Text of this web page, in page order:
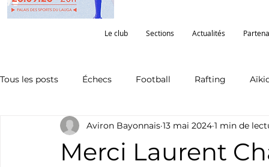
Le club Sections Actualités
Tous les posts Échecs Football Rafting
Omnisports Partenariat Pelote Pentathlon
Merci Laurent
Aviron Bayonnais 13 mai 2024 1 min de